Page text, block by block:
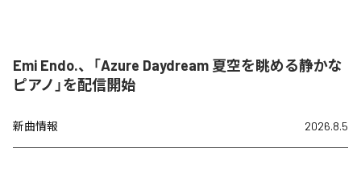
Emi Endo.、「Azure Daydream 夏空を眺める静かな
ピアノ」を配信開始
新曲情報 2026.8.5